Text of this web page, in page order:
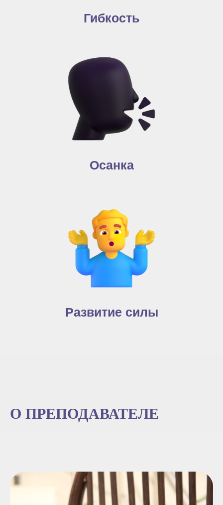
Гибкость
Осанка
Развитие силы
О ПРЕПОДАВАТЕЛЕ